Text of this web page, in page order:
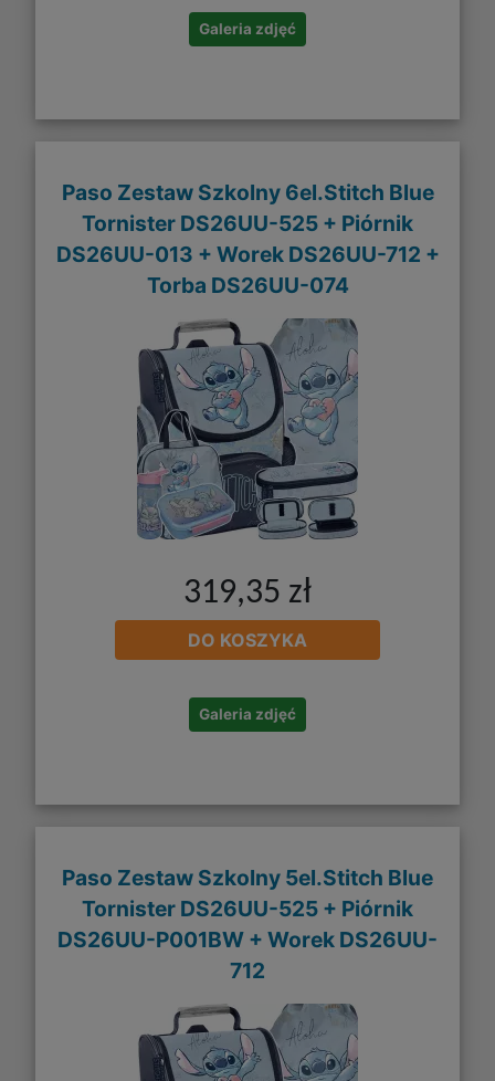
Galeria zdjęć
Paso Zestaw Szkolny 6el.Stitch Blue
Tornister DS26UU-525 + Piórnik
DS26UU-013 + Worek DS26UU-712 +
Torba DS26UU-074
319,35 zł
DO KOSZYKA
Galeria zdjęć
Paso Zestaw Szkolny 5el.Stitch Blue
Tornister DS26UU-525 + Piórnik
DS26UU-P001BW + Worek DS26UU-
712